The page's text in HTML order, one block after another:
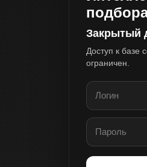
Закрытый
Доступ к базе
ограничен.